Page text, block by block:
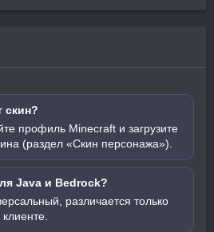
скин?
профиль Minecraft и загрузите
(раздел «Скин персонажа»).
Java и Bedrock?
различается только